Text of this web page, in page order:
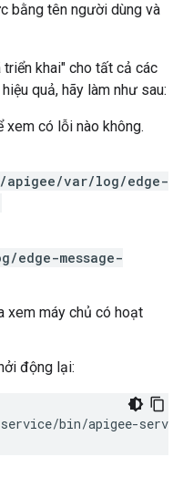
bằng tên người dùng và
khai" cho tất cả các
quả, hãy làm như sau:
xem có lỗi nào không.
apigee/var/log/edge-
message-
xem máy chủ có hoạt
động lại:
service/bin/apigee-